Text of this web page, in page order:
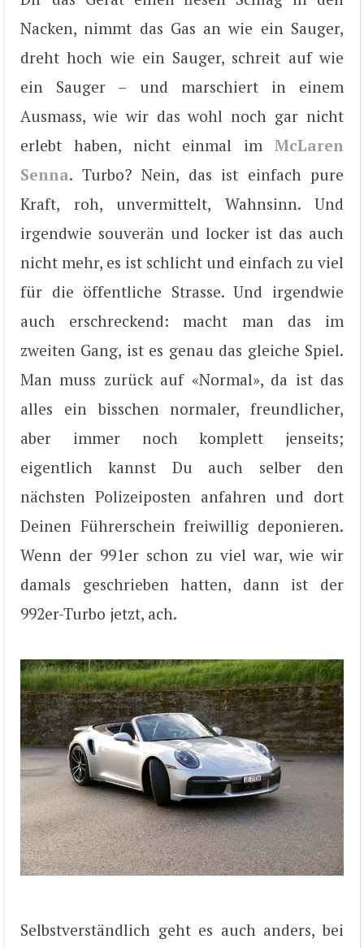
Nacken, nimmt das Gas an wie ein Sauger,
dreht hoch wie ein Sauger, schreit auf wie
ein Sauger – und marschiert in einem
Ausmass, wie wir das wohl noch gar nicht
erlebt haben, nicht einmal im McLaren
Senna. Turbo? Nein, das ist einfach pure
Kraft, roh, unvermittelt, Wahnsinn. Und
irgendwie souverän und locker ist das auch
nicht mehr, es ist schlicht und einfach zu viel
für die öffentliche Strasse. Und irgendwie
auch erschreckend: macht man das im
zweiten Gang, ist es genau das gleiche Spiel.
Man muss zurück auf «Normal», da ist das
alles ein bisschen normaler, freundlicher,
aber immer noch komplett jenseits;
eigentlich kannst Du auch selber den
nächsten Polizeiposten anfahren und dort
Deinen Führerschein freiwillig deponieren.
Wenn der 991er schon zu viel war, wie wir
damals geschrieben hatten, dann ist der
992er-Turbo jetzt, ach.
Selbstverständlich geht es auch anders, bei